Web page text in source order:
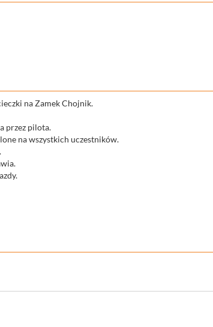
na Zamek Chojnik.
przez pilota.
na wszystkich uczestników.